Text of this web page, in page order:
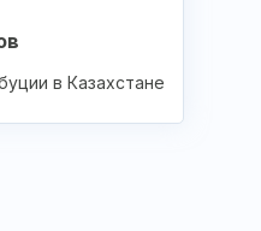
в Казахстане